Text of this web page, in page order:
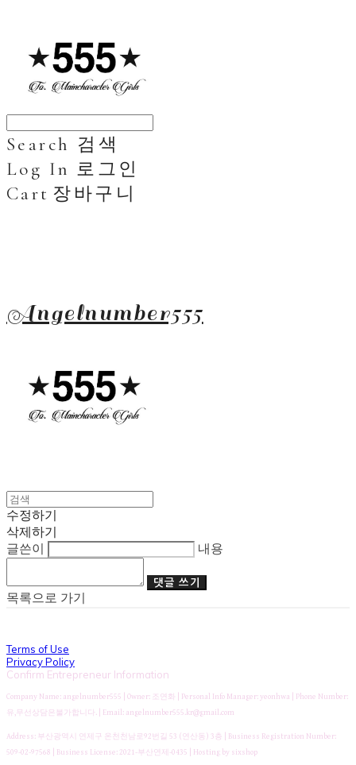
Search 검색
Log In 로그인
Cart 장바구니
Angelnumber555
수정하기
삭제하기
글쓴이
내용
댓글 쓰기
목록으로 가기
Terms of Use
Privacy Policy
Confirm Entrepreneur Information
Company Name: angelnumber555 | Owner: 조연화 | Personal Info Manager: yeonhwa | Phone Number:
유,무선상담은불가합니다. | Email: angelnumber555.kr@gmail.com
Address: 부산광역시 연제구 온천천남로92번길 53 (연산동) 3층 | Business Registration Number:
509-02-97568 | Business License:2021-부산연제-0435 | Hosting by sixshop